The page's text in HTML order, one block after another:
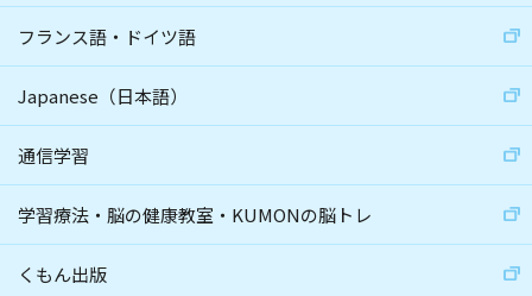
フランス語・ドイツ語
Japanese（日本語）
通信学習
学習療法・脳の健康教室・KUMONの脳トレ
くもん出版